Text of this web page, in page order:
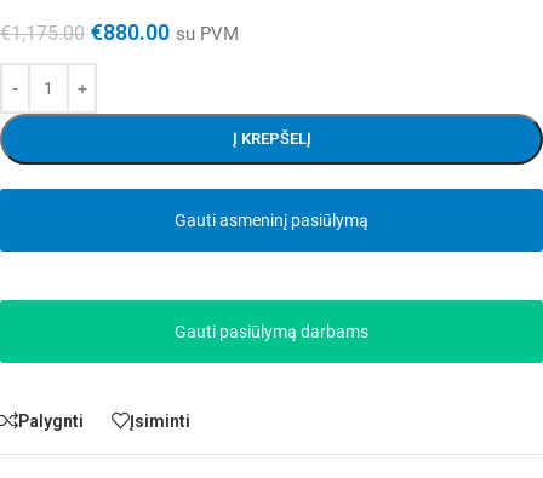
€1,175.00 €880.00 su PVM
Į KREPŠELĮ
Gauti asmeninį pasiūlymą
Gauti pasiūlymą darbams
Palygnti Įsiminti